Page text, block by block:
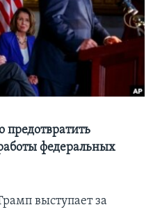
предотвратить
федеральных
выступает за